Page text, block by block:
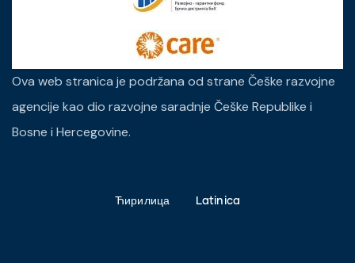
Ova web stranica je podržana od strane Češke razvojne
agencije kao dio razvojne saradnje Češke Republike i
Bosne i Hercegovine.
Ћирилица Latinica